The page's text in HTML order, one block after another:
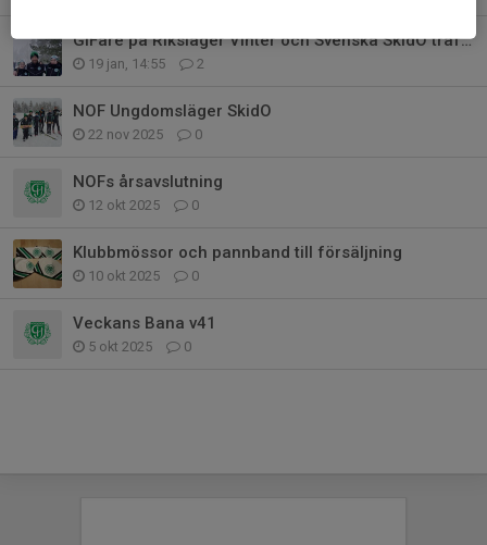
GIFare på Riksläger Vinter och Svenska SkidO träffen
19 jan, 14:55 2
NOF Ungdomsläger SkidO
22 nov 2025 0
NOFs årsavslutning
12 okt 2025 0
Klubbmössor och pannband till försäljning
10 okt 2025 0
Veckans Bana v41
5 okt 2025 0